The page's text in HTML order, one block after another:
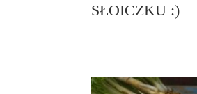
SŁOICZKU :)